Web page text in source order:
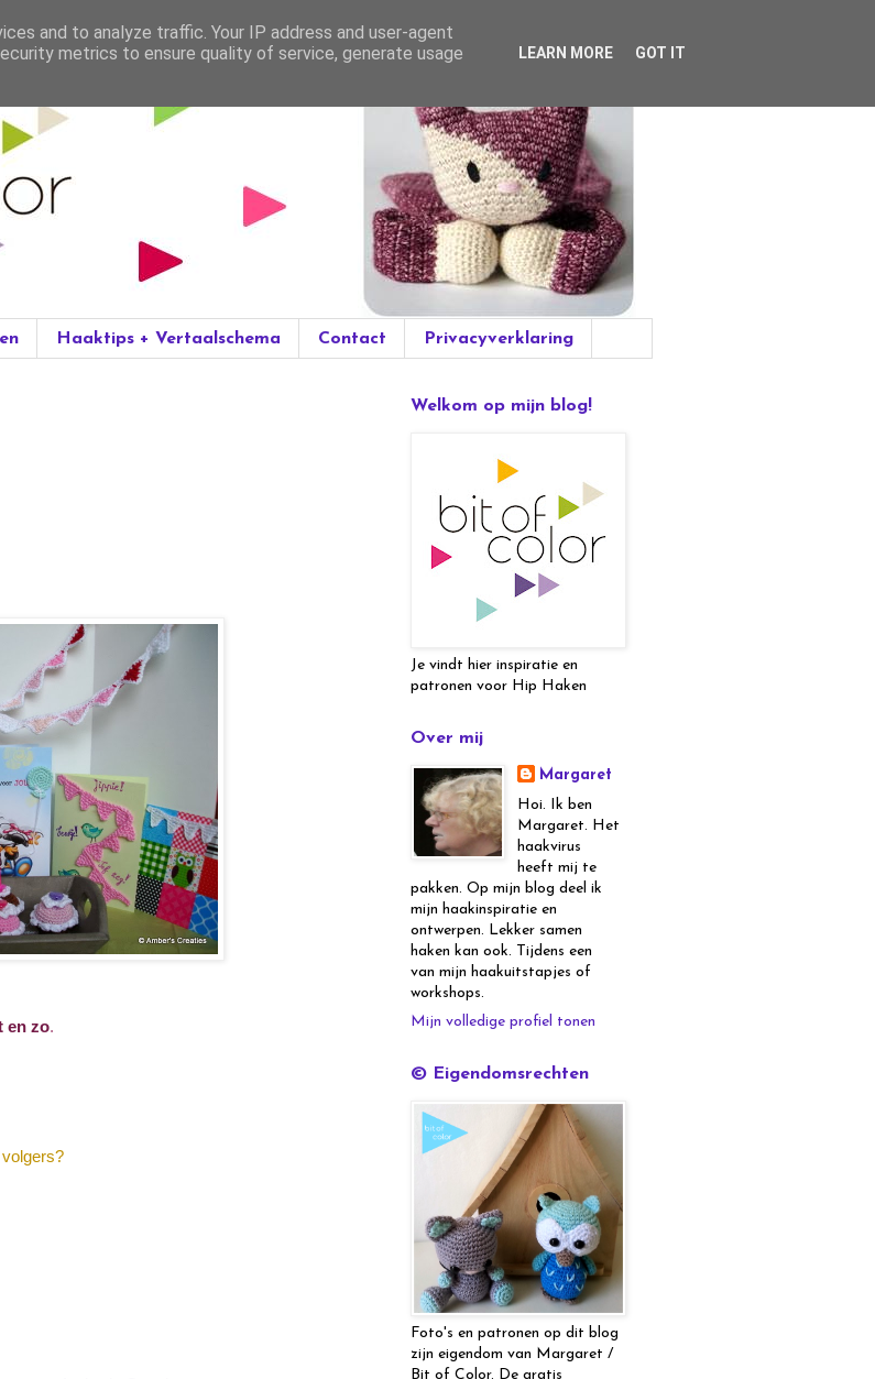
Haaktips + Vertaalschema Contact Privacyverklaring
en zo.
Welkom op mijn blog!
Je vindt hier inspiratie en
patronen voor Hip Haken
Over mij
Margaret
Hoi. Ik ben
Margaret. Het
haakvirus
heeft mij te
pakken. Op mijn blog deel ik
mijn haakinspiratie en
ontwerpen. Lekker samen
haken kan ook. Tijdens een
van mijn haakuitstapjes of
workshops.
Mijn volledige profiel tonen
© Eigendomsrechten
Foto's en patronen op dit blog
zijn eigendom van Margaret /
Bit of Color. De gratis
and to analyze traffic. Your IP address and user-agent
metrics to ensure quality of service, generate usage
LEARN MORE GOT IT